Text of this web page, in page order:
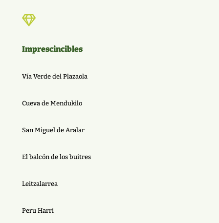

Imprescincibles
Vía Verde del Plazaola
Cueva de Mendukilo
San Miguel de Aralar
El balcón de los buitres
Leitzalarrea
Peru Harri